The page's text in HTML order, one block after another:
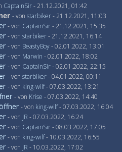
CaptainSir- 21.12.2021, 01:42
- von starbiker- 21.12.2021, 11:03
- von CaptainSir- 21.12.2021, 15:35
- von starbiker- 21.12.2021, 16:14
- von BeastyBoy- 02.01.2022, 13:01
- von Marwin - 02.01.2022, 18:02
- von CaptainSir- 02.01.2022, 22:15
- von starbiker- 04.01.2022, 00:11
- von king-wilf- 07.03.2022, 13:21
- von Krise - 07.03.2022, 14:40
- von king-wilf- 07.03.2022, 16:04
- von JR - 07.03.2022, 16:24
- von CaptainSir- 08.03.2022, 17:05
- von king-wilf- 10.03.2022, 16:55
- von JR - 10.03.2022, 17:02